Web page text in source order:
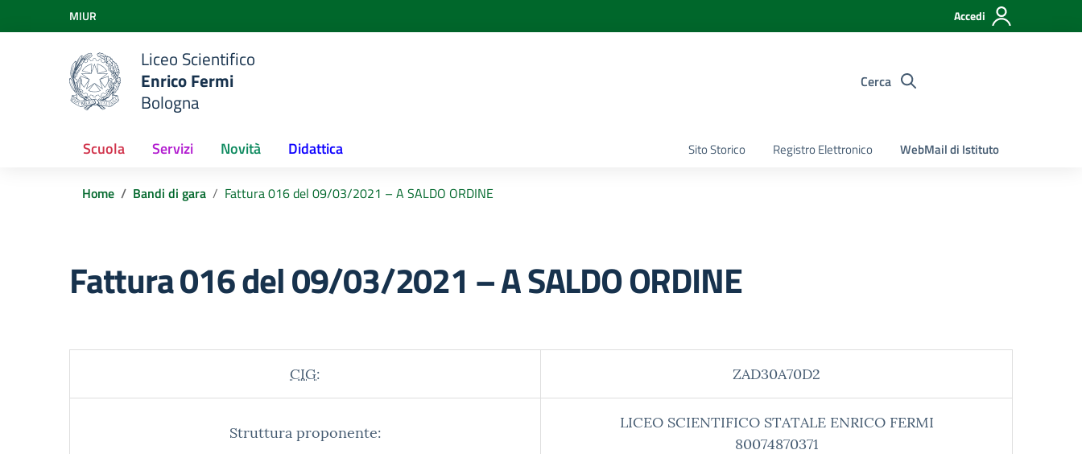
Vai ai contenuti
Vai al menu di navigazione
Vai al footer
MIUR Accedi
Liceo Scientifico
Enrico Fermi
Bologna
Cerca
Sito Storico Registro Elettronico WebMail di Istituto
Scuola Servizi Novità Didattica
Home Bandi di gara Fattura 016 del 09/03/2021 – A SALDO ORDINE
Fattura 016 del 09/03/2021 – A SALDO ORDINE
CIG: ZAD30A70D2
Struttura proponente:
LICEO SCIENTIFICO STATALE ENRICO FERMI
80074870371